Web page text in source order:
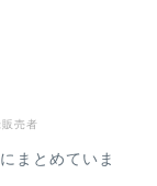
売者
まとめていま